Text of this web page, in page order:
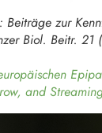
zur
Biol. Beitr. 21
and